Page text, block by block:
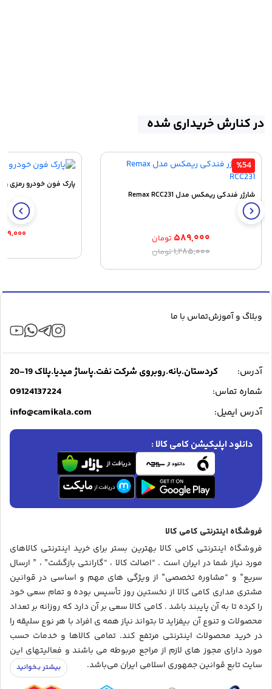
در کنارش خریداری شده
%54
شارژر فندکی ریمکس مدل Remax RCC231
۱,۲۸۵,۰۰۰تومانقیمت
۱,۲۸۵,۰۰۰ تومان
۵۸۹,۰۰۰ تومان
قیمت
۵۸۹,۰۰۰ تومان.
پارک فون خودرو رمزی
وبلاگ و آموزشتماس با ما
آدرس:
کردستان.بانه.روبروی شرکت نفت.پاساژ میدیا.پلاک 19-20
شماره تماس:
09124137224
آدرس ایمیل: info@camikala.com
دانلود اپلیکیشن کامی کالا :
فروشگاه اینترنتی کامی کالا
فروشگاه اینترنتی کامی کالا بهترین بستر برای خرید اینترنتی کالاهای
مورد نیاز شما در ایران است . “اصالت کالا ، “گارانتی بازگشت” ، ” ارسال
سریع” و “مشاوره تخصصی” از ویژگی های مهم و اساسی در قوانین
مشتری مداری کامی کالا از نخستین روز تأسیس بوده و تمام سعی خود
را کرده تا به آن پایبند باشد . کامی کالا سعی بر آن دارد که روزانه بر تعداد
محصولات و تنوع آن بیفزاید تا بتواند نیاز همه ی افراد با هر نوع سلیقه را
در خرید محصولات اینترنتی مرتفع کند. تمامی کالاها و خدمات حسب
مورد دارای مجوز های لازم از مراجع مربوطه می باشند و فعالیتهای این
سایت تابع قوانین جمهوری اسلامی ایران می‌باشد.